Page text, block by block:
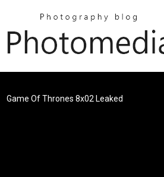
Game Of Thrones 8x02 Leaked